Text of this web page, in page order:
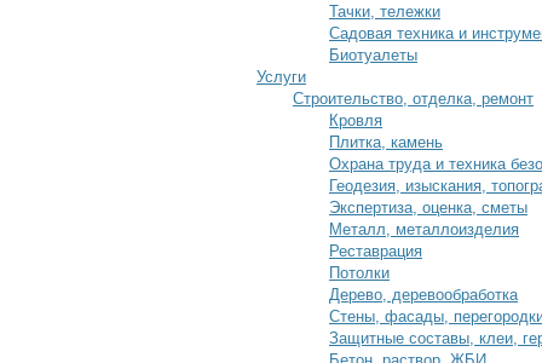
Тачки, тележки
Садовая техника и
Биотуалеты
Услуги
Строительство, отделка, ремонт
Кровля
Плитка, камень
Охрана труда и техника
Геодезия, изыскания,
Экспертиза, оценка, сметы
Металл, металлоизделия
Реставрация
Потолки
Дерево, деревообработка
Стены, фасады,
Защитные составы, клеи,